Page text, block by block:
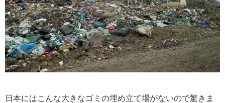
日本にはこんな大きなゴミの埋め立て場がないので驚きま